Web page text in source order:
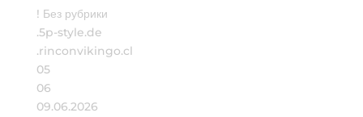
! Без рубрики
.5p-style.de
.rinconvikingo.cl
05
06
09.06.2026